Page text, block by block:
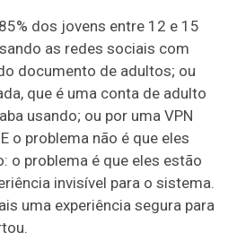
dos jovens entre 12 e 15
as redes sociais com
documento de adultos; ou
que é uma conta de adulto
usando; ou por uma VPN
o problema não é que eles
o problema é que eles estão
invisível para o sistema.
uma experiência segura para